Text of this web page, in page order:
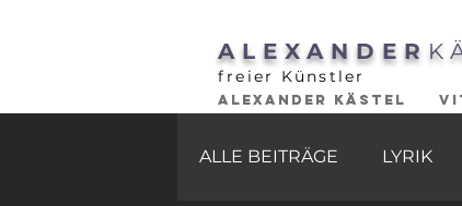
ALEXANDER
freier Künstler
ALEXANDER KÄSTEL
ALLE BEITRÄGE LYRIK